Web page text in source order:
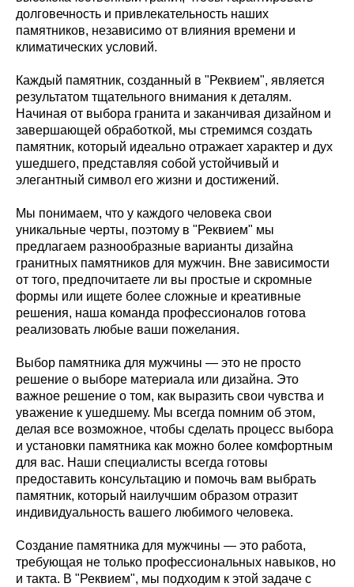
долговечность и привлекательность наших
памятников, независимо от влияния времени и
климатических условий.
Каждый памятник, созданный в "Реквием", является
результатом тщательного внимания к деталям.
Начиная от выбора гранита и заканчивая дизайном и
завершающей обработкой, мы стремимся создать
памятник, который идеально отражает характер и дух
ушедшего, представляя собой устойчивый и
элегантный символ его жизни и достижений.
Мы понимаем, что у каждого человека свои
уникальные черты, поэтому в "Реквием" мы
предлагаем разнообразные варианты дизайна
гранитных памятников для мужчин. Вне зависимости
от того, предпочитаете ли вы простые и скромные
формы или ищете более сложные и креативные
решения, наша команда профессионалов готова
реализовать любые ваши пожелания.
Выбор памятника для мужчины — это не просто
решение о выборе материала или дизайна. Это
важное решение о том, как выразить свои чувства и
уважение к ушедшему. Мы всегда помним об этом,
делая все возможное, чтобы сделать процесс выбора
и установки памятника как можно более комфортным
для вас. Наши специалисты всегда готовы
предоставить консультацию и помочь вам выбрать
памятник, который наилучшим образом отразит
индивидуальность вашего любимого человека.
Создание памятника для мужчины — это работа,
требующая не только профессиональных навыков, но
и такта. В "Реквием", мы подходим к этой задаче с